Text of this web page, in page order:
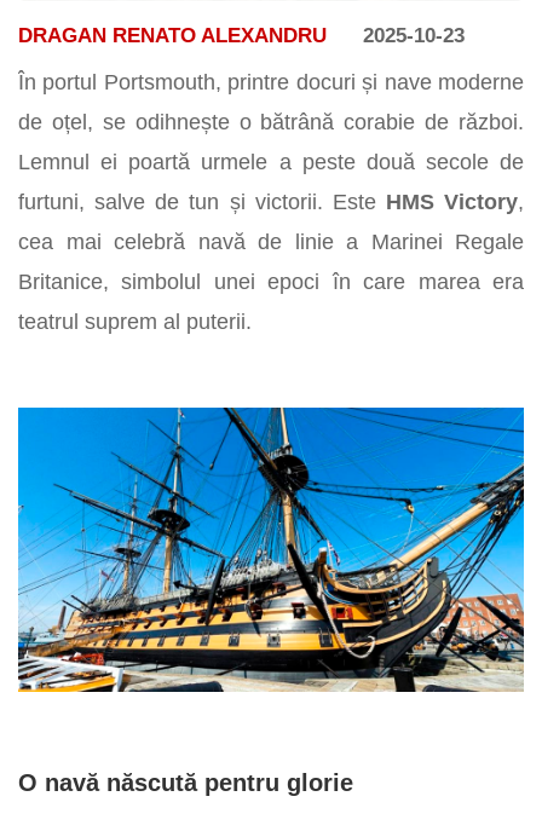
DRAGAN RENATO ALEXANDRU 2025-10-23
În portul Portsmouth, printre docuri și nave moderne
de oțel, se odihnește o bătrână corabie de război.
Lemnul ei poartă urmele a peste două secole de
furtuni, salve de tun și victorii. Este HMS Victory,
cea mai celebră navă de linie a Marinei Regale
Britanice, simbolul unei epoci în care marea era
teatrul suprem al puterii.
O navă născută pentru glorie